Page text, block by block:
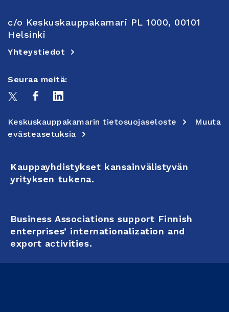
c/o Keskuskauppakamari PL 1000, 00101
Helsinki
Yhteystiedot
Seuraa meitä:
Keskuskauppakamarin tietosuojaseloste
Muuta
evästeasetuksia
Kauppayhdistykset kansainvälistyvän
yrityksen tukena.
Business Associations support Finnish
enterprises’ internationalization and
export activities.